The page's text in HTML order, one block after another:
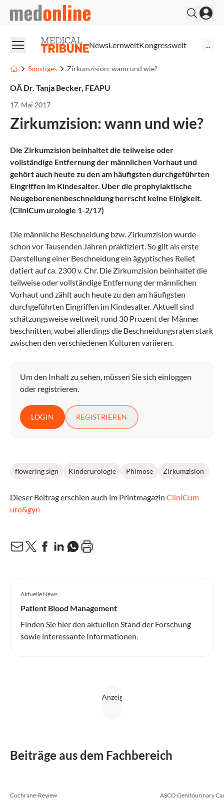
medonline
NewsLernweltKongresswelt
Sonstiges Zirkumzision: wann und wie?
OÄ Dr. Tanja Becker, FEAPU
17. Mai 2017
Zirkumzision: wann und wie?
Die Zirkumzision beinhaltet die teilweise oder
vollständige Entfernung der männlichen Vorhaut und
gehört auch heute zu den am häufigsten durchgeführten
Eingriffen im Kindesalter. Über die prophylaktische
Neugeborenenbeschneidung herrscht keine Einigkeit.
(CliniCum urologie 1-2/17)
Die männliche Beschneidung bzw. Zirkumzision wurde
schon vor Tausenden Jahren praktiziert. So gilt als erste
Darstellung einer Beschneidung ein ägyptisches Relief,
datiert auf ca. 2300 v. Chr. Die Zirkumzision beinhaltet die
teilweise oder vollständige Entfernung der männlichen
Vorhaut und zählt auch heute zu den am häufigsten
durchgeführten Eingriffen im Kindesalter. Aktuell sind
schätzungsweise weltweit rund 30 Prozent der Männer
beschnitten, wobei allerdings die Beschneidungsraten stark
zwischen den verschiedenen Kulturen variieren.
Um den Inhalt zu sehen, müssen Sie sich einloggen
oder registrieren.
LOGIN REGISTRIEREN
flowering sign Kinderurologie Phimose Zirkumzision
Dieser Beitrag erschien auch im Printmagazin CliniCum
uro&gyn
Aktuelle News
Patient Blood Management
Finden Sie hier den aktuellen Stand der Forschung
sowie interessante Informationen.
Beiträge aus dem Fachbereich
Cochrane-Review ASCO Genitourinary